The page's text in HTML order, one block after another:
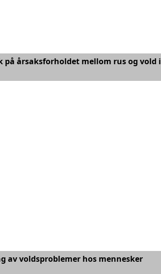
på årsaksforholdet mellom rus og vold i
av voldsproblemer hos mennesker